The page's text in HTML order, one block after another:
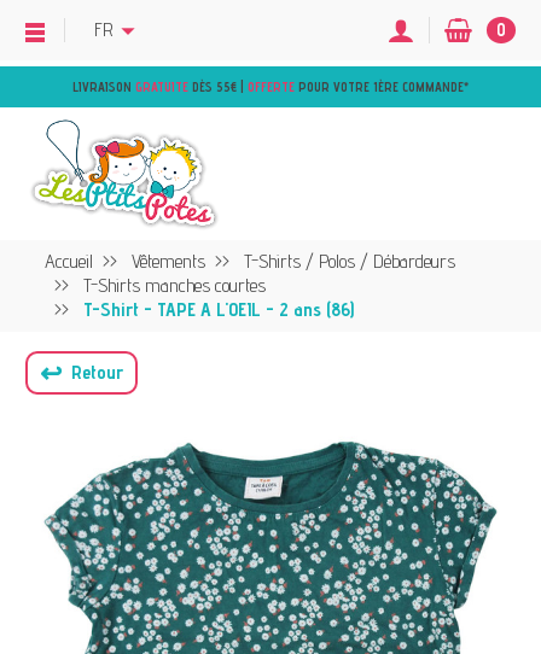
LIVRAISON GRATUITE DÈS 55€ | OFFERTE POUR VOTRE 1ÈRE COMMANDE*
FR 0
Accueil Vêtements
T-Shirts / Polos / Débardeurs
T-Shirts manches courtes
T-Shirt - TAPE A L'OEIL - 2 ans (86)
↩ Retour